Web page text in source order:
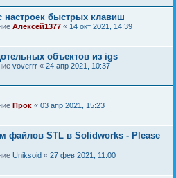
настроек быстрых клавиш
Алексей1377 « 14 окт 2021, 14:39
объектов из igs
voverrr « 24 апр 2021, 10:37
Прок « 03 апр 2021, 15:23
файлов STL в Solidworks - Please
Uniksoid « 27 фев 2021, 11:00